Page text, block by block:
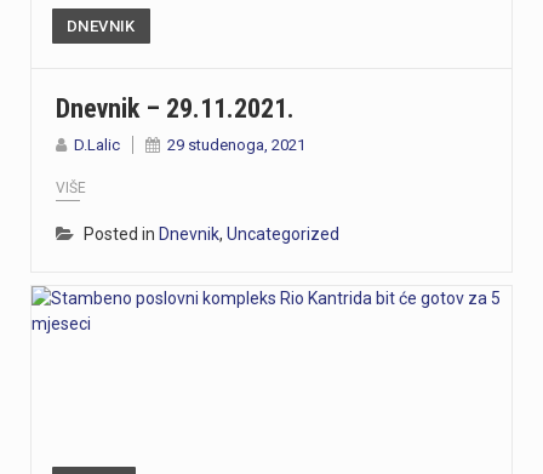
DNEVNIK
Dnevnik – 29.11.2021.
D.Lalic 29 studenoga, 2021
VIŠE
Posted in Dnevnik, Uncategorized